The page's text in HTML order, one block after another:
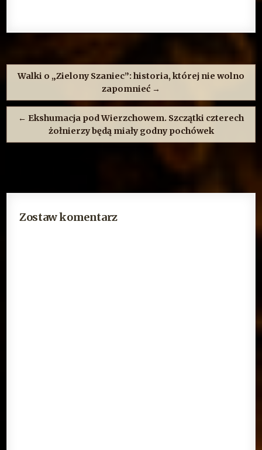
Nawigacja
wpisu
Walki o „Zielony Szaniec”: historia, której nie wolno
zapomnieć →
← Ekshumacja pod Wierzchowem. Szczątki czterech
żołnierzy będą miały godny pochówek
Zostaw komentarz